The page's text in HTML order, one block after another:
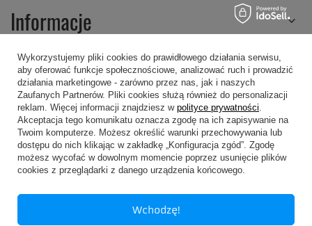
Informacje
Regulaminy
607 605 505 kropa@kropa.pl
Wykorzystujemy pliki cookies do prawidłowego działania serwisu,
aby oferować funkcje społecznościowe, analizować ruch i prowadzić
działania marketingowe - zarówno przez nas, jak i naszych
Zaufanych Partnerów. Pliki cookies służą również do personalizacji
reklam. Więcej informacji znajdziesz w polityce prywatności.
Akceptacja tego komunikatu oznacza zgodę na ich zapisywanie na
Twoim komputerze. Możesz określić warunki przechowywania lub
dostępu do nich klikając w zakładkę „Konfiguracja zgód”. Zgodę
możesz wycofać w dowolnym momencie poprzez usunięcie plików
cookies z przeglądarki z danego urządzenia końcowego.
Wchodzę!